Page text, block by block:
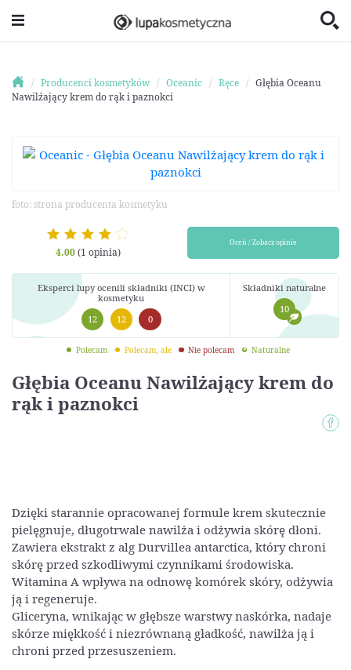
Producenci kosmetyków Oceanic Ręce
Głębia Oceanu
Nawilżający krem do rąk i paznokci
Głębia Oceanu Nawilżający krem do
rąk i paznokci
foto: strona producenta kosmetyku
4.00(1 opinia)
Oceń / Zobacz opinie
Eksperci lupy ocenili składniki (INCI) w
kosmetyku
12
12 0
Składniki naturalne
10
Polecam Polecam, ale Nie polecam Naturalne
Dzięki starannie opracowanej formule krem skutecznie
pielęgnuje, długotrwale nawilża i odżywia skórę dłoni.
Zawiera ekstrakt z alg Durvillea antarctica, który chroni
skórę przed szkodliwymi czynnikami środowiska.
Witamina A wpływa na odnowę komórek skóry, odżywia
ją i regeneruje.
Gliceryna, wnikając w głębsze warstwy naskórka, nadaje
skórze miękkość i niezrównaną gładkość, nawilża ją i
chroni przed przesuszeniem.